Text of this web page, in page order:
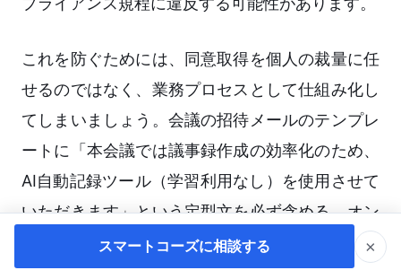
これを防ぐためには、同意取得を個人の裁量に任
せるのではなく、業務プロセスとして仕組み化し
てしまいましょう。会議の招待メールのテンプレ
ートに「本会議では議事録作成の効率化のため、
AI自動記録ツール（学習利用なし）を使用させて
いただきます」という定型文を必ず含める。オン
ライン会議の開始直後にホストが口頭で再度アナ
ウンスし、その同意の音声自体を記録の冒頭に残
スマートコーズに相談する ×